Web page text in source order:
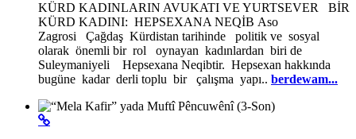
KÜRD KADINLARIN AVUKATI VE YURTSEVER BİR
KÜRD KADINI: HEPSEXANA NEQİB Aso
Zagrosi Çağdaş Kürdistan tarihinde politik ve sosyal
olarak önemli bir rol oynayan kadınlardan biri de
Suleymaniyeli Hepsexana Neqibtir. Hepsexan hakkında
bugüne kadar derli toplu bir çalışma yapı.. berdewam...